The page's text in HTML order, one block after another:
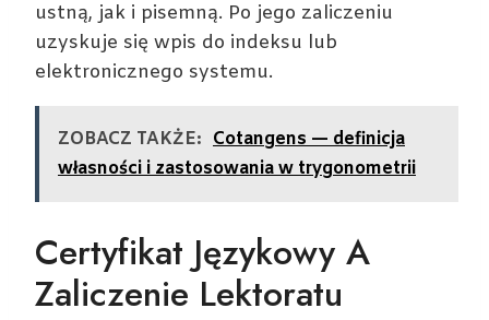
ustną, jak i pisemną. Po jego zaliczeniu
uzyskuje się wpis do indeksu lub
elektronicznego systemu.
ZOBACZ TAKŻE: Cotangens — definicja
własności i zastosowania w trygonometrii
Certyfikat Językowy A
Zaliczenie Lektoratu